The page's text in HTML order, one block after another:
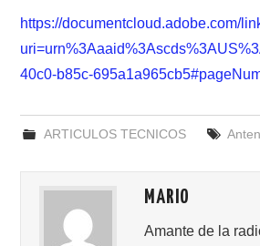
https://documentcloud.adobe.com/
40c0-b85c-
ARTICULOS TECNICOS
MARIO
Amante de la